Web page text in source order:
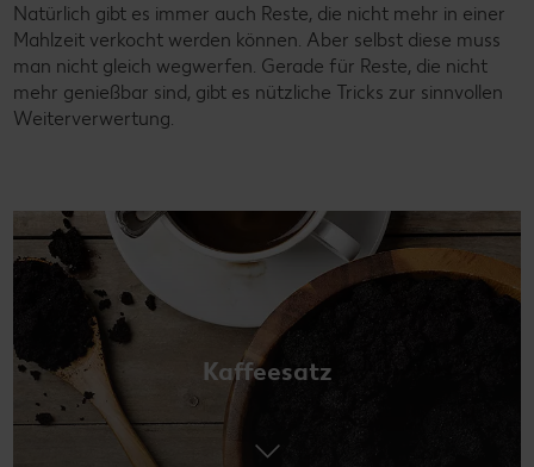
Natürlich gibt es immer auch Reste, die nicht mehr in einer
Mahlzeit verkocht werden können. Aber selbst diese muss
man nicht gleich wegwerfen. Gerade für Reste, die nicht
mehr genießbar sind, gibt es nützliche Tricks zur sinnvollen
Weiterverwertung.
Kaffeesatz